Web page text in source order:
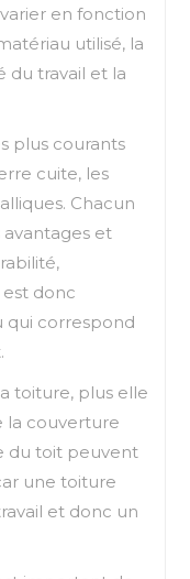
en fonction
utilisé, la
du travail et la
plus courants
cuite, les
Chacun
et
est donc
qui correspond
toiture, plus elle
la couverture
du toit peuvent
une toiture
et donc un